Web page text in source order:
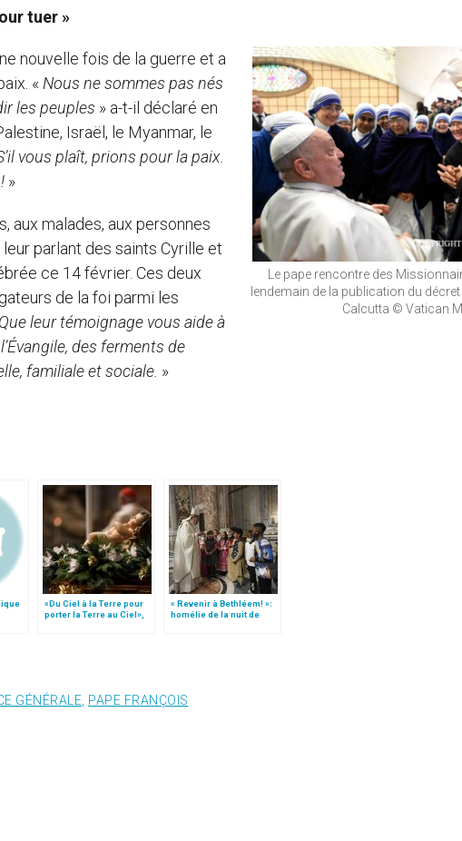
tuer »
Le pape rencontre des
lendemain de la publication du
Calcutta © Vatican
nouvelle fois de la guerre et a
« Nous ne sommes pas nés
les peuples » a-t-il déclaré en
Israël, le Myanmar, le
vous plaît, prions pour la paix.
»
aux malades, aux personnes
parlant des saints Cyrille et
ce 14 février. Ces deux
de la foi parmi les
Que leur témoignage vous aide à
des ferments de
familiale et sociale. »
«Du Ciel à la Terre pour
porter la Terre au Ciel»,
« Revenir à Bethléem! »:
homélie de la nuit de
Noël (texte complet)
GÉNÉRALE PAPE FRANÇOIS